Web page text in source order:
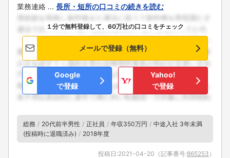
業務連絡 ... 長所・短所の口コミの続きを読む
１分で無料登録して、60万社の口コミをチェック
メールで登録（無料）
Google
で登録
Yahoo!
で登録
総務 20代前半男性 正社員 年収350万円
中途入社 3年未満
(投稿時に退職済み)
2018年度
投稿日:2021-04-20 （記事番号:865253 ）